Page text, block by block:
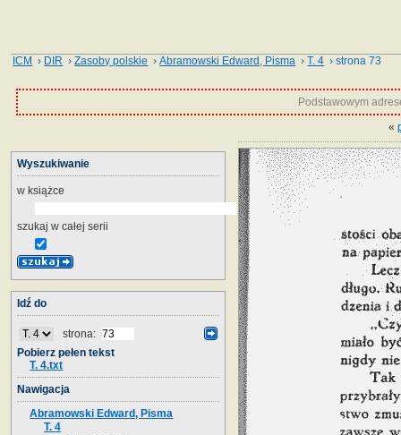
ICM › DIR ›Zasoby polskie ›Abramowski Edward, Pisma ›T. 4 › strona 73
Podstawowym
«
Wyszukiwanie
w książce
szukaj w całej serii
Idź do
strona:
Pobierz pełen tekst
T. 4.txt
Nawigacja
Abramowski Edward, Pisma
T. 4